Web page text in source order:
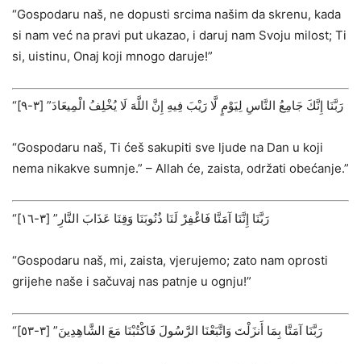
“Gospodaru naš, ne dopusti srcima našim da skrenu, kada
si nam već na pravi put ukazao, i daruj nam Svoju milost; Ti
si, uistinu, Onaj koji mnogo daruje!”
“رَبَّنَا إِنَّكَ جَامِعُ النَّاسِ لِيَوْمٍ لَّا رَيْبَ فِيهِ إِنَّ اللَّهَ لَا يُخْلِفُ الْمِيعَادَ” ‌[٣-٩]
“Gospodaru naš, Ti ćeš sakupiti sve ljude na Dan u koji
nema nikakve sumnje.” – Allah će, zaista, održati obećanje.”
“رَبَّنَا إِنَّنَا آمَنَّا فَاغْفِرْ لَنَا ذُنُوبَنَا وَقِنَا عَذَابَ النَّارِ” ‌[٣-١٦]
“Gospodaru naš, mi, zaista, vjerujemo; zato nam oprosti
grijehe naše i sačuvaj nas patnje u ognju!”
“رَبَّنَا آمَنَّا بِمَا أَنزَلْتَ وَاتَّبَعْنَا الرَّسُولَ فَاكْتُبْنَا مَعَ الشَّاهِدِينَ” ‌[٣-٥٣]